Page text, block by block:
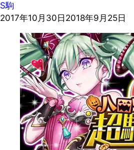
S駒
2017年10月30日 2018年9月25日